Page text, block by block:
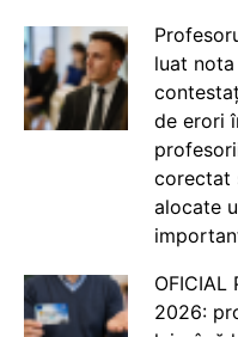
luat
de erori
corectat
alocate
2026: